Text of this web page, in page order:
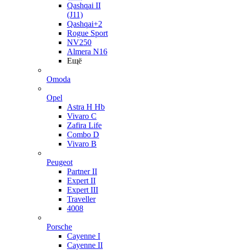
Qashqai II
(J11)
Qashqai+2
Rogue Sport
NV250
Almera N16
Ещё
Omoda
Opel
Astra H Hb
Vivaro C
Zafira Life
Combo D
Vivaro B
Peugeot
Partner II
Expert II
Expert III
Traveller
4008
Porsche
Cayenne I
Cayenne II